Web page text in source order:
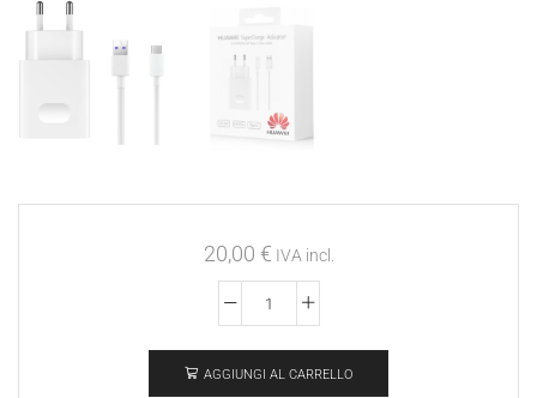
20,00 € IVA incl.
6901443156719
HUAWEI
AP81
AGGIUNGI AL CARRELLO